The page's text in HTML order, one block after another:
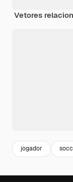
Vetores
jogador